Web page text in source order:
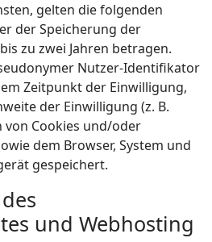
gelten die folgenden
der Speicherung der
zu zwei Jahren betragen.
Nutzer-Identifikator
Zeitpunkt der Einwilligung,
der Einwilligung (z. B.
von Cookies und/oder
dem Browser, System und
gespeichert.
und Webhosting